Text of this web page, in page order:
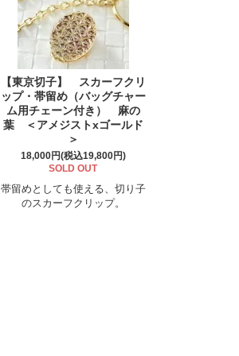
【東京切子】 スカーフクリ
ップ・帯留め（バッグチャー
ム用チェーン付き） 麻の
葉 ＜アメジストxゴールド
＞
18,000円(税込19,800円)
SOLD OUT
帯留めとしても使える、切り子
のスカーフクリップ。